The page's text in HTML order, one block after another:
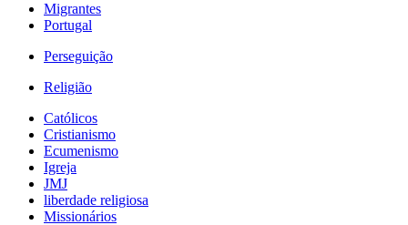
Migrantes
Portugal
Perseguição
Religião
Católicos
Cristianismo
Ecumenismo
Igreja
JMJ
liberdade religiosa
Missionários